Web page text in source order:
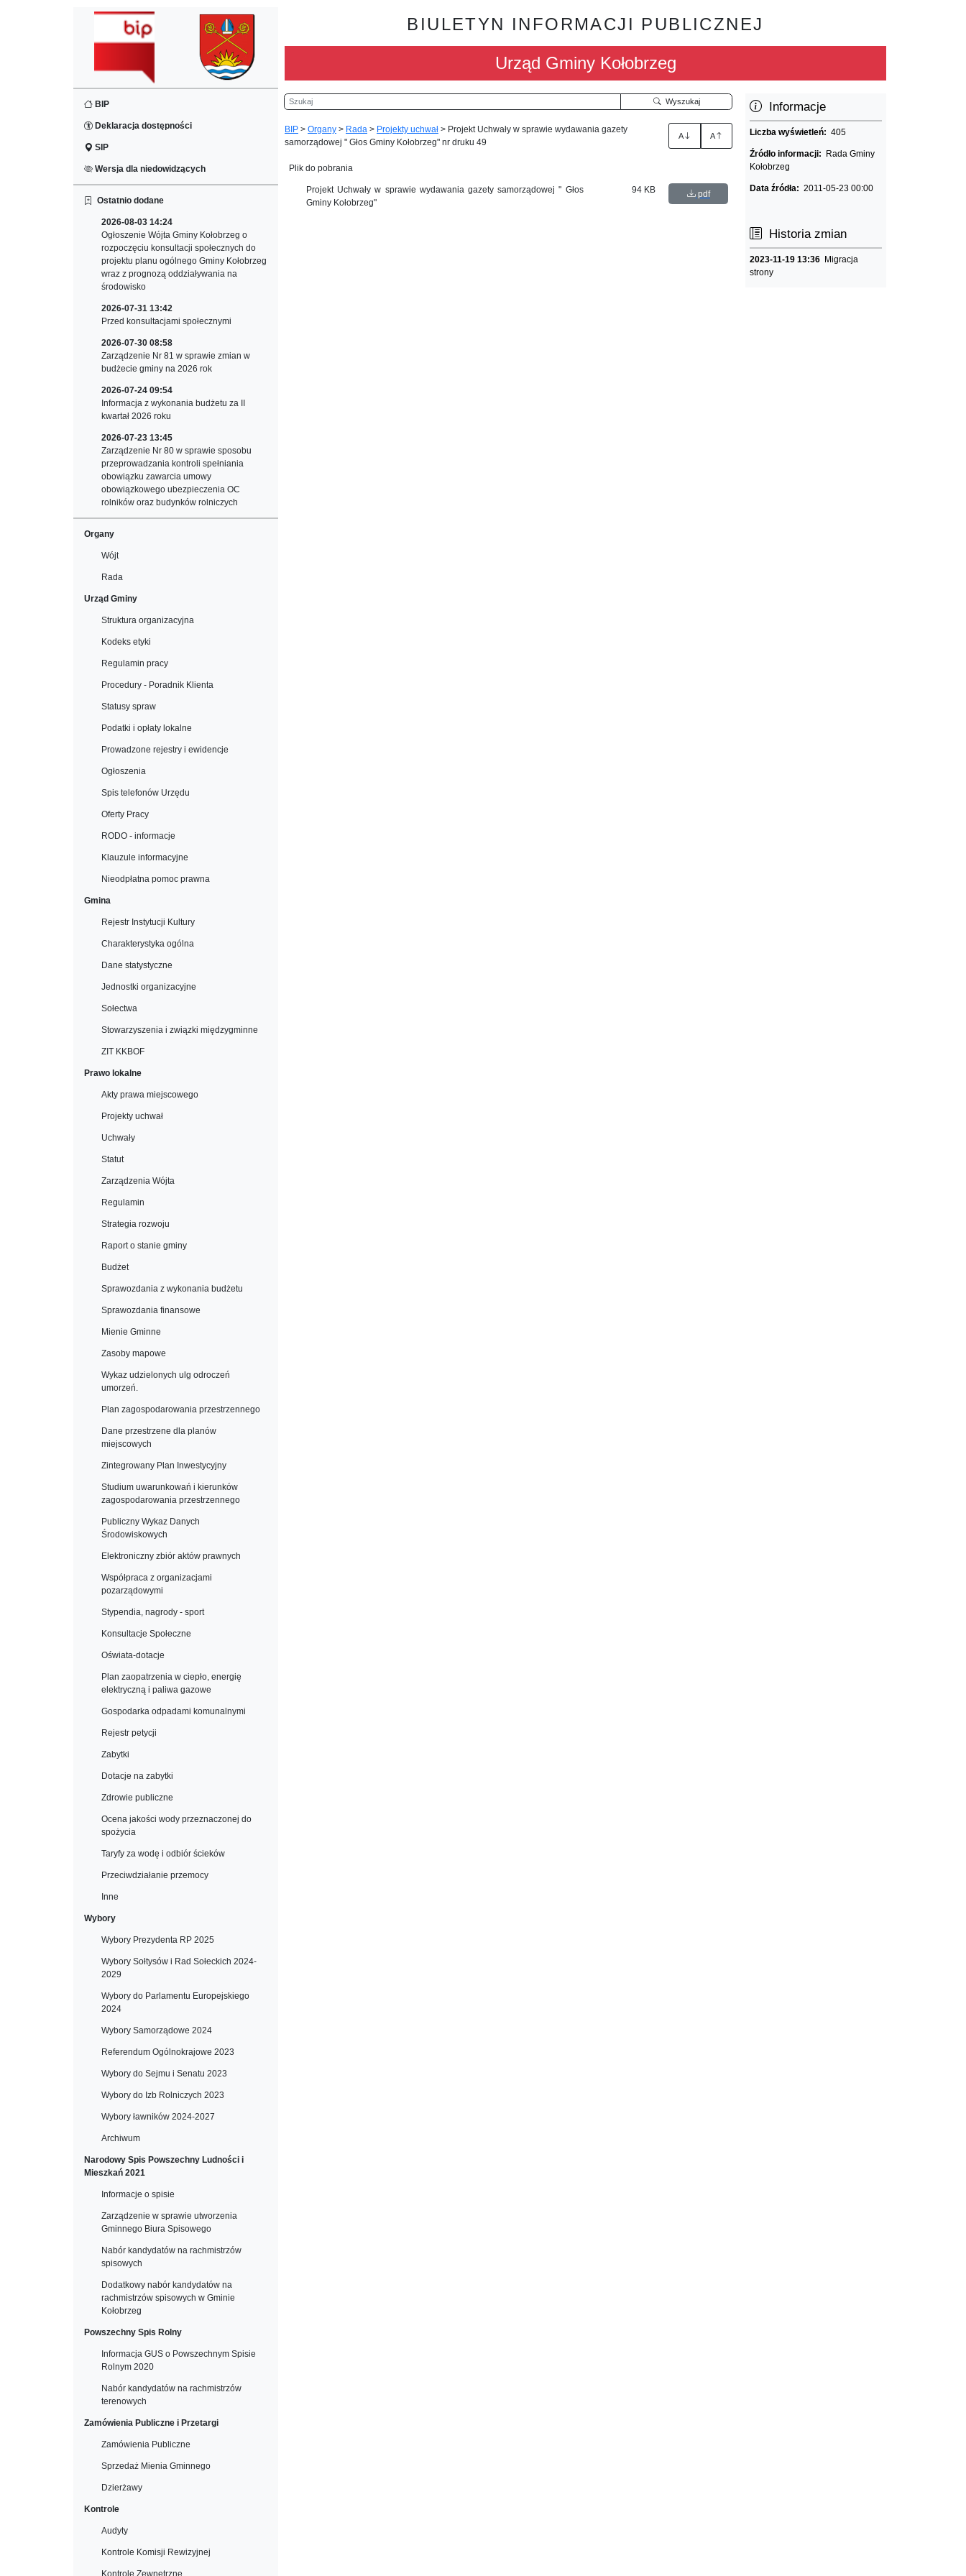
BIP
Deklaracja dostępności
SIP
Wersja dla niedowidzących
Ostatnio dodane
2026-08-03 14:24
Ogłoszenie Wójta Gminy Kołobrzeg o
rozpoczęciu konsultacji społecznych do
projektu planu ogólnego Gminy Kołobrzeg
wraz z prognozą oddziaływania na
środowisko
2026-07-31 13:42
Przed konsultacjami społecznymi
2026-07-30 08:58
Zarządzenie Nr 81 w sprawie zmian w
budżecie gminy na 2026 rok
2026-07-24 09:54
Informacja z wykonania budżetu za II
kwartał 2026 roku
2026-07-23 13:45
Zarządzenie Nr 80 w sprawie sposobu
przeprowadzania kontroli spełniania
obowiązku zawarcia umowy
obowiązkowego ubezpieczenia OC
rolników oraz budynków rolniczych
Organy
Wójt
Rada
Urząd Gminy
Struktura organizacyjna
Kodeks etyki
Regulamin pracy
Procedury - Poradnik Klienta
Statusy spraw
Podatki i opłaty lokalne
Prowadzone rejestry i ewidencje
Ogłoszenia
Spis telefonów Urzędu
Oferty Pracy
RODO - informacje
Klauzule informacyjne
Nieodpłatna pomoc prawna
Gmina
Rejestr Instytucji Kultury
Charakterystyka ogólna
Dane statystyczne
Jednostki organizacyjne
Sołectwa
Stowarzyszenia i związki międzygminne
ZIT KKBOF
Prawo lokalne
Akty prawa miejscowego
Projekty uchwał
Uchwały
Statut
Zarządzenia Wójta
Regulamin
Strategia rozwoju
Raport o stanie gminy
Budżet
Sprawozdania z wykonania budżetu
Sprawozdania finansowe
Mienie Gminne
Zasoby mapowe
Wykaz udzielonych ulg odroczeń
umorzeń.
Plan zagospodarowania przestrzennego
Dane przestrzene dla planów
miejscowych
Zintegrowany Plan Inwestycyjny
Studium uwarunkowań i kierunków
zagospodarowania przestrzennego
Publiczny Wykaz Danych
Środowiskowych
Elektroniczny zbiór aktów prawnych
Współpraca z organizacjami
pozarządowymi
Stypendia, nagrody - sport
Konsultacje Społeczne
Oświata-dotacje
Plan zaopatrzenia w ciepło, energię
elektryczną i paliwa gazowe
Gospodarka odpadami komunalnymi
Rejestr petycji
Zabytki
Dotacje na zabytki
Zdrowie publiczne
Ocena jakości wody przeznaczonej do
spożycia
Taryfy za wodę i odbiór ścieków
Przeciwdziałanie przemocy
Inne
Wybory
Wybory Prezydenta RP 2025
Wybory Sołtysów i Rad Sołeckich 2024-
2029
Wybory do Parlamentu Europejskiego
2024
Wybory Samorządowe 2024
Referendum Ogólnokrajowe 2023
Wybory do Sejmu i Senatu 2023
Wybory do Izb Rolniczych 2023
Wybory ławników 2024-2027
Archiwum
Narodowy Spis Powszechny Ludności i
Mieszkań 2021
Informacje o spisie
Zarządzenie w sprawie utworzenia
Gminnego Biura Spisowego
Nabór kandydatów na rachmistrzów
spisowych
Dodatkowy nabór kandydatów na
rachmistrzów spisowych w Gminie
Kołobrzeg
Powszechny Spis Rolny
Informacja GUS o Powszechnym Spisie
Rolnym 2020
Nabór kandydatów na rachmistrzów
terenowych
Zamówienia Publiczne i Przetargi
Zamówienia Publiczne
Sprzedaż Mienia Gminnego
Dzierżawy
Kontrole
Audyty
Kontrole Komisji Rewizyjnej
Kontrole Zewnętrzne
BIULETYN INFORMACJI PUBLICZNEJ
Urząd Gminy Kołobrzeg
Szukaj Wyszukaj
BIP > Organy > Rada > Projekty uchwał > Projekt Uchwały w sprawie wydawania gazety
samorządowej " Głos Gminy Kołobrzeg" nr druku 49
A A
Plik do pobrania
Projekt Uchwały w sprawie wydawania gazety samorządowej " Głos
Gminy Kołobrzeg"
94 KB pdf
Informacje
Liczba wyświetleń:405
Źródło informacji:
Rada Gminy
Kołobrzeg
Data źródła:2011-05-23 00:00
Historia zmian
2023-11-19 13:36 Migracja
strony